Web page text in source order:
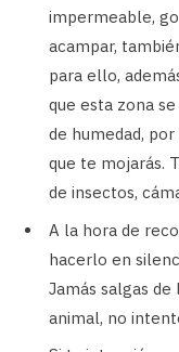
impermeable,
acampar,
para ello,
que esta zona
de humedad,
que te mojarás.
de insectos,
A la hora de
hacerlo en
Jamás salgas de
animal, no